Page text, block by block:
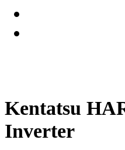
Kentatsu
Inverter